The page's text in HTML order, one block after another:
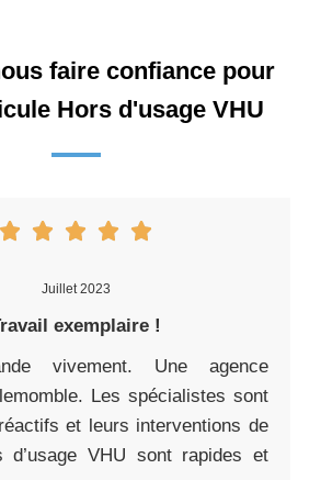
faire confiance pour
Hors d'usage VHU
Juillet 2023
exemplaire !
vivement. Une agence
Les spécialistes sont
et leurs interventions de
d’usage VHU sont rapides et